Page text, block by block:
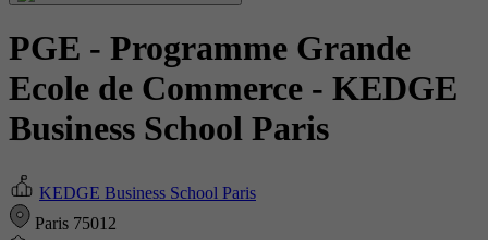
PGE - Programme Grande
Ecole de Commerce - KEDGE
Business School Paris
KEDGE Business School Paris
Paris 75012